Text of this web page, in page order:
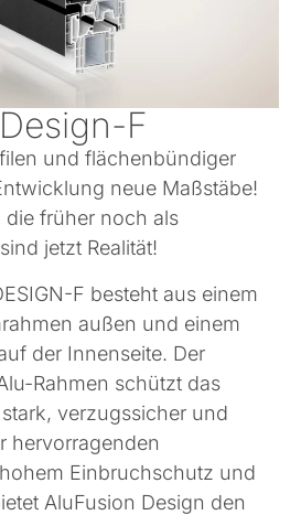
F
und flächenbündiger
neue Maßstäbe!
die früher noch als
jetzt Realität!
F besteht aus einem
außen und einem
der Innenseite. Der
Rahmen schützt das
verzugssicher und
hervorragenden
Einbruchschutz und
AluFusion Design den